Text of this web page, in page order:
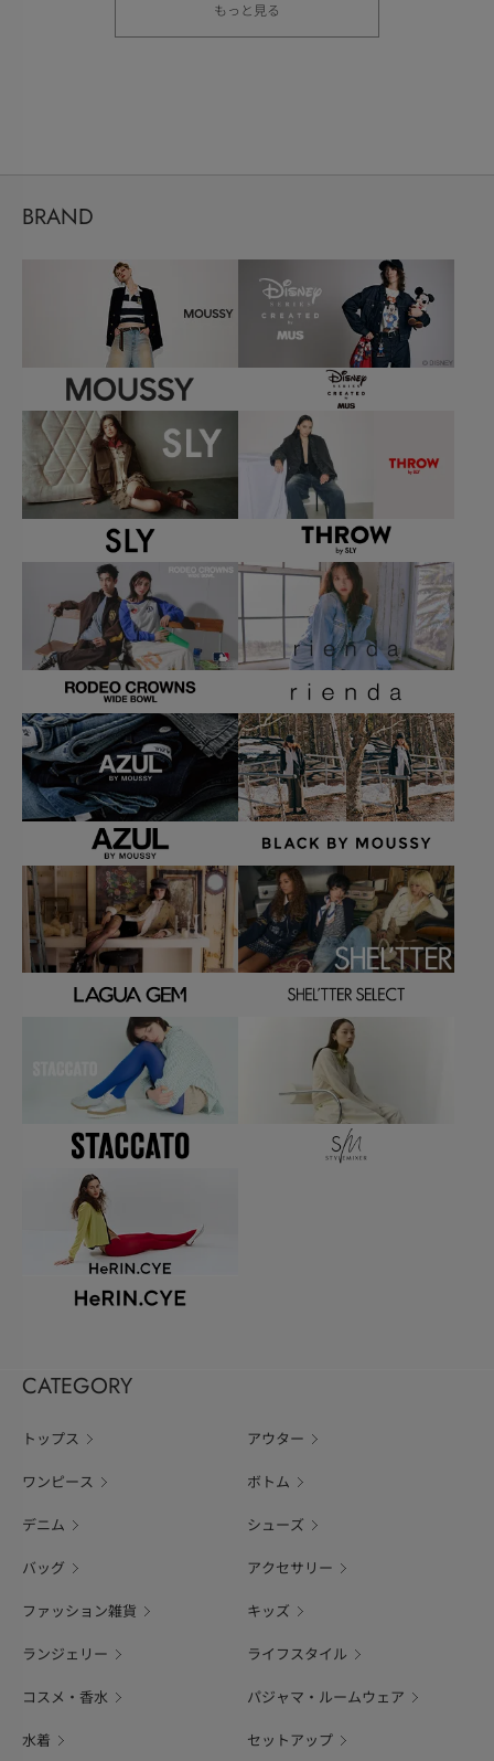
もっと見る
BRAND
CATEGORY
トップス アウター
ワンピース ボトム
デニム シューズ
バッグ アクセサリー
ファッション雑貨 キッズ
ランジェリー ライフスタイル
コスメ・香水 パジャマ・ルームウェア
水着 セットアップ